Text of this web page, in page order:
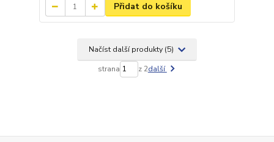
Přidat do košíku
Načíst další produkty (5)
strana z 2další